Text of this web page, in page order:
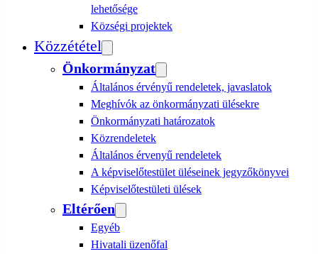
lehetősége
Községi projektek
Közzététel
Önkormányzat
Általános érvényű rendeletek, javaslatok
Meghívók az önkormányzati ülésekre
Önkormányzati határozatok
Közrendeletek
Általános érvenyű rendeletek
A képviselőtestület üléseinek jegyzőkönyvei
Képviselőtestületi ülések
Eltérően
Egyéb
Hivatali üzenőfal